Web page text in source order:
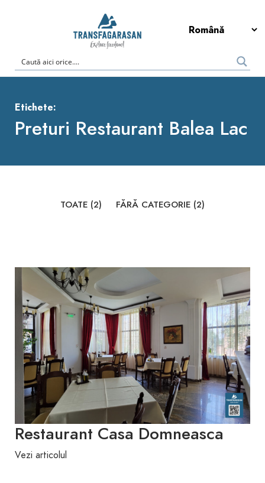
Etichete:
Preturi Restaurant Balea Lac
TOATE (2) FĂRĂ CATEGORIE (2)
Restaurant Casa Domneasca
Vezi articolul